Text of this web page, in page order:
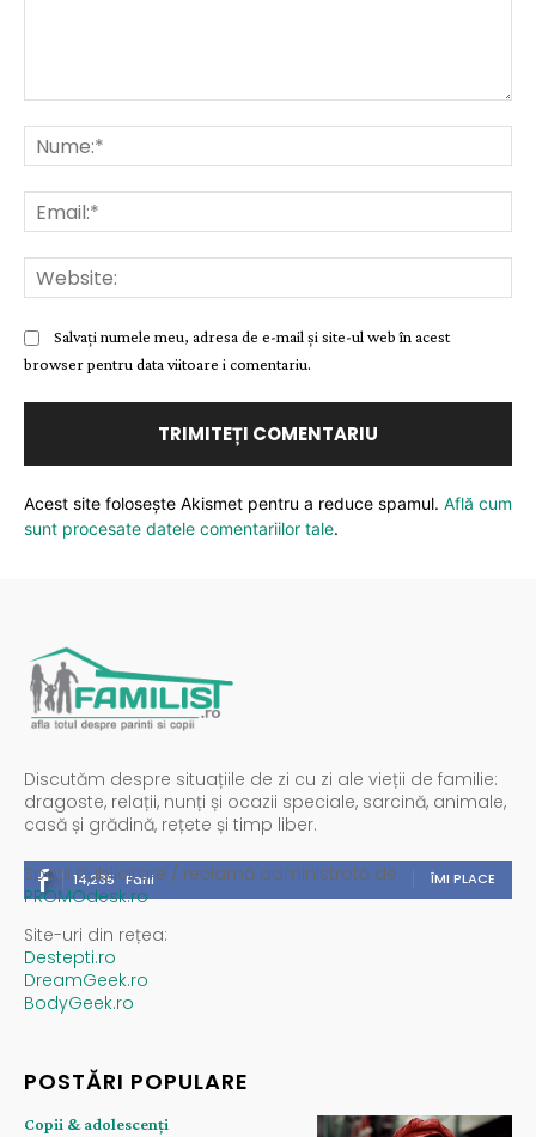
Salvați numele meu, adresa de e-mail și site-ul web în acest
browser pentru data viitoare i comentariu.
Acest site folosește Akismet pentru a reduce spamul. Află cum
sunt procesate datele comentariilor tale.
Discutăm despre situațiile de zi cu zi ale vieții de familie:
dragoste, relații, nunți și ocazii speciale, sarcină, animale,
casă și grădină, rețete și timp liber.
14,235 Fani ÎMI PLACE
Spații publicitare / reclamă administrată de
PROMOdesk.ro
Site-uri din rețea:
Destepti.ro
DreamGeek.ro
BodyGeek.ro
POSTĂRI POPULARE
Copii & adolescenți